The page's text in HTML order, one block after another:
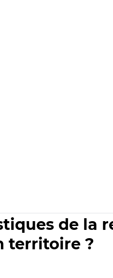
de la
territoire ?